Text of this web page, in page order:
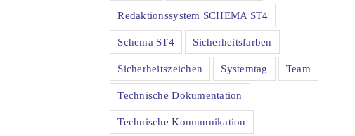
Redaktionssystem SCHEMA ST4
Schema ST4 Sicherheitsfarben
Sicherheitszeichen Systemtag Team
Technische Dokumentation
Technische Kommunikation